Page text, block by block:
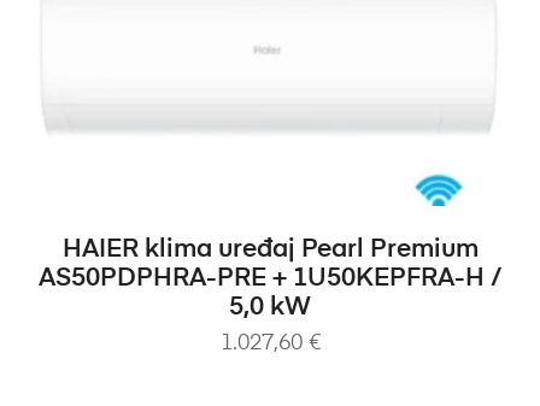
DODAJ U KOŠARICU
HAIER klima uređaj Pearl Premium
AS50PDPHRA-PRE + 1U50KEPFRA-H /
5,0 kW
1.027,60 €